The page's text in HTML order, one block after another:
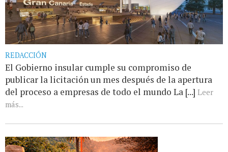
REDACCIÓN
El Gobierno insular cumple su compromiso de
publicar la licitación un mes después de la apertura
del proceso a empresas de todo el mundo La [...] Leer
más...